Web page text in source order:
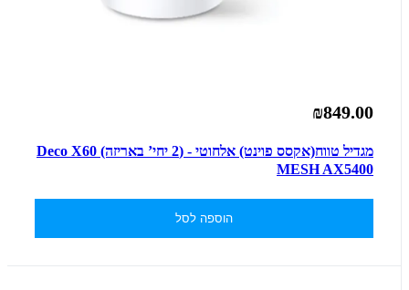
₪849.00
מגדיל טווח(אקסס פוינט) אלחוטי - (2 יחי’ באריזה) Deco X60
MESH AX5400
הוספה לסל